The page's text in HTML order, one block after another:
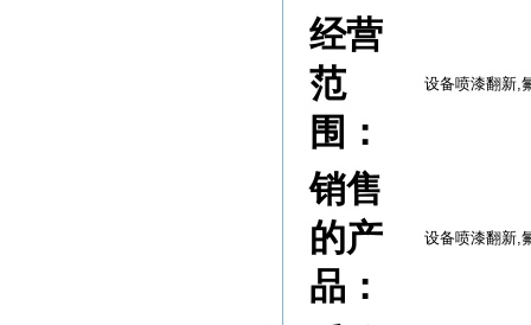
经营
范
围：
设备喷漆翻新,
销售
的产
品：
设备喷漆翻新,